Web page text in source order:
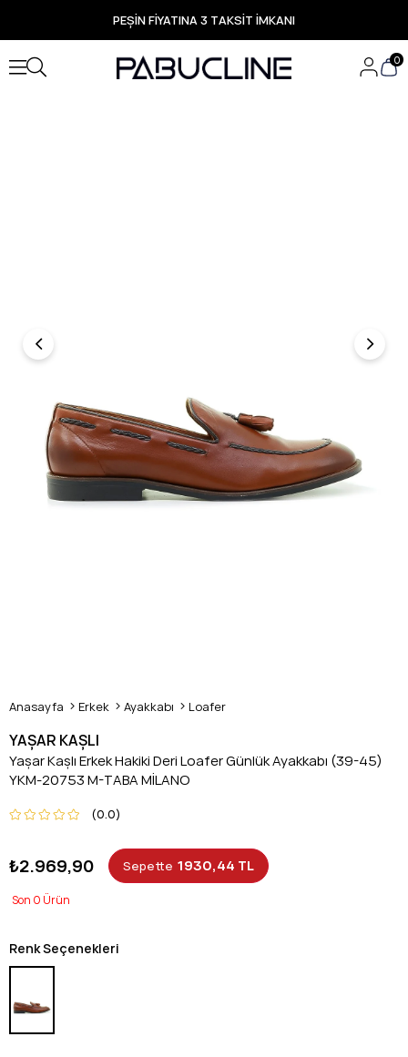
PEŞİN FİYATINA 3 TAKSİT İMKANI
TÜM ÜRÜNLERDE ÜCRETSİZ KARGO
Yeni Sezon Ürünlerde Özel Fırsatlar
Seçili Ürünlerde Hızlı Teslimat
0
Anasayfa Erkek Ayakkabı Loafer
YAŞAR KAŞLI
Yaşar Kaşlı Erkek Hakiki Deri Loafer Günlük Ayakkabı (39-45)
YKM-20753 M-TABA MİLANO
0.0
₺2.969,90 Sepette 1930,44 TL
0
Renk Seçenekleri